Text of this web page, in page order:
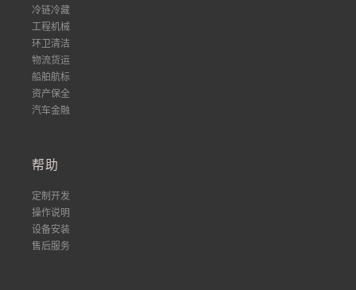
冷链冷藏
工程机械
环卫清洁
物流货运
船舶航标
资产保全
汽车金融
帮助
定制开发
操作说明
设备安装
售后服务